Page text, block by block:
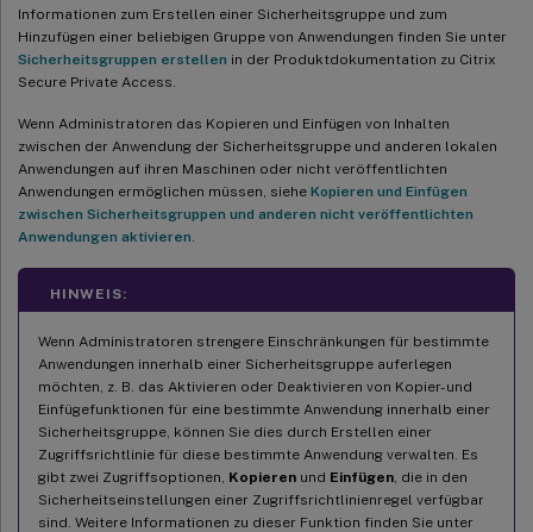
Informationen zum Erstellen einer Sicherheitsgruppe und zum
Hinzufügen einer beliebigen Gruppe von Anwendungen finden Sie unter
Sicherheitsgruppen erstellen in der Produktdokumentation zu Citrix
Secure Private Access.
Wenn Administratoren das Kopieren und Einfügen von Inhalten
zwischen der Anwendung der Sicherheitsgruppe und anderen lokalen
Anwendungen auf ihren Maschinen oder nicht veröffentlichten
Anwendungen ermöglichen müssen, siehe Kopieren und Einfügen
zwischen Sicherheitsgruppen und anderen nicht veröffentlichten
Anwendungen aktivieren
HINWEIS:
Wenn Administratoren strengere Einschränkungen für bestimmte
Anwendungen innerhalb einer Sicherheitsgruppe auferlegen
möchten, z. B. das Aktivieren oder Deaktivieren von Kopier- und
Einfügefunktionen für eine bestimmte Anwendung innerhalb einer
Sicherheitsgruppe, können Sie dies durch Erstellen einer
Zugriffsrichtlinie für diese bestimmte Anwendung verwalten. Es
gibt zwei Zugriffsoptionen, Kopieren und Einfügen , die in den
Sicherheitseinstellungen einer Zugriffsrichtlinienregel verfügbar
sind. Weitere Informationen zu dieser Funktion finden Sie unter